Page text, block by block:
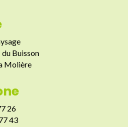
du Buisson
Molière
26
43